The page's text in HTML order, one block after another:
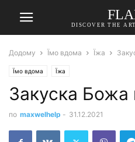
DISCOVER THE
Додому Їмо вдома Їжа
Їмо вдома Їжа
Закуска Божа
по maxwelhelp - 31.12.2021